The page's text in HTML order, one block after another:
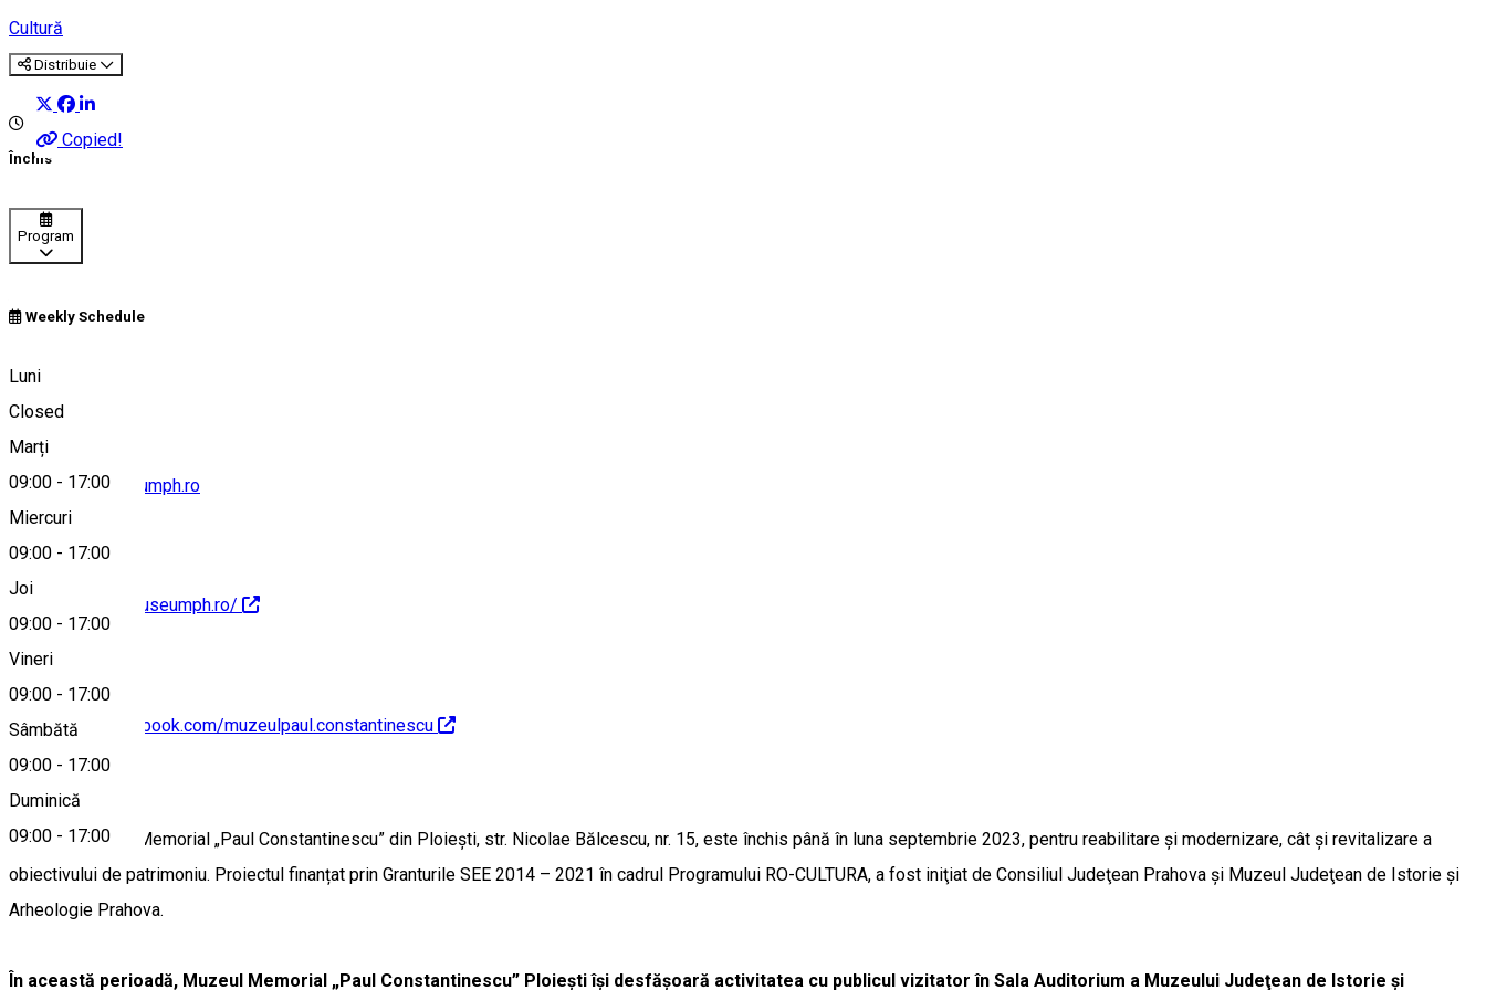
Cultură
Distribuie
Copied!
Închis
Program
Weekly Schedule
Luni
Closed
Marți
09:00 - 17:00
Miercuri
09:00 - 17:00
Joi
09:00 - 17:00
Vineri
09:00 - 17:00
Sâmbătă
09:00 - 17:00
Duminică
09:00 - 17:00
0244 522 914
office@histmuseumph.ro
http://www.histmuseumph.ro/
https://www.facebook.com/muzeulpaul.constantinescu
Sediul Muzeului Memorial „Paul Constantinescu” din Ploieşti, str. Nicolae Bălcescu, nr. 15, este închis până în luna septembrie 2023, pentru reabilitare și modernizare, cât și revitalizare a
obiectivului de patrimoniu. Proiectul finanțat prin Granturile SEE 2014 – 2021 în cadrul Programului RO-CULTURA, a fost iniţiat de Consiliul Judeţean Prahova şi Muzeul Judeţean de Istorie şi
Arheologie Prahova.
În această perioadă, Muzeul Memorial „Paul Constantinescu” Ploieşti își desfăşoară activitatea cu publicul vizitator în Sala Auditorium a Muzeului Judeţean de Istorie şi